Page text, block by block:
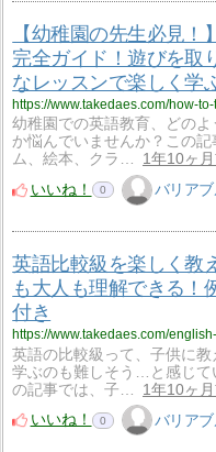
【幼稚園の先生必見！
完全ガイド！遊びを取
なレッスンで楽しく学
https://www.takedaes.com/how-
幼稚園での英語教育、どの
か悩んでいませんか？この
ム、絵本、クラ…
1年10ヶ
いいね！
0 バリア
英語比較級を楽しく教
も大人も理解できる！
付き
英語の比較級って、子供に
学ぶのも難しそう…と感じて
の記事では、子…
1年10ヶ
いいね！
0 バリア